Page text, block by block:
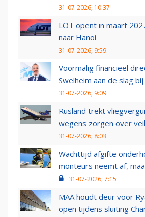
31-07-2026, 10:37
LOT opent in maart
naar Hanoi
31-07-2026, 9:59
Voormalig financieel
Swelheim aan de slag
31-07-2026, 9:09
Rusland trekt
wegens zorgen over
31-07-2026, 8:03
Wachttijd afgifte
monteurs neemt af,
31-07-2026, 7:15
MAA houdt deur voor
open tijdens sluiting